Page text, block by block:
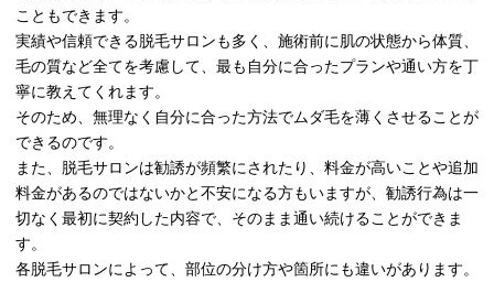
こともできます。
実績や信頼できる脱毛サロンも多く、施術前に肌の状態から体質、
毛の質など全てを考慮して、最も自分に合ったプランや通い方を丁
寧に教えてくれます。
そのため、無理なく自分に合った方法でムダ毛を薄くさせることが
できるのです。
また、脱毛サロンは勧誘が頻繁にされたり、料金が高いことや追加
料金があるのではないかと不安になる方もいますが、勧誘行為は一
切なく最初に契約した内容で、そのまま通い続けることができま
す。
各脱毛サロンによって、部位の分け方や箇所にも違いがあります。